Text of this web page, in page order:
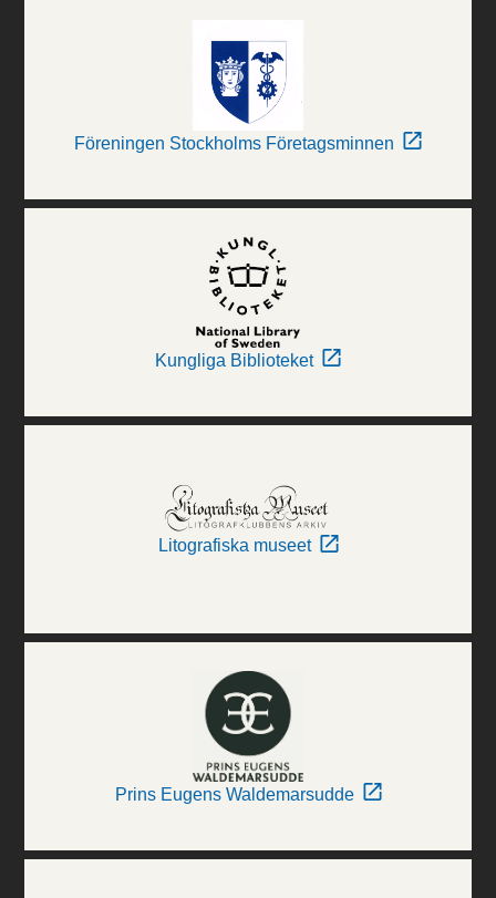
Föreningen Stockholms Företagsminnen
Kungliga Biblioteket
Litografiska museet
Prins Eugens Waldemarsudde